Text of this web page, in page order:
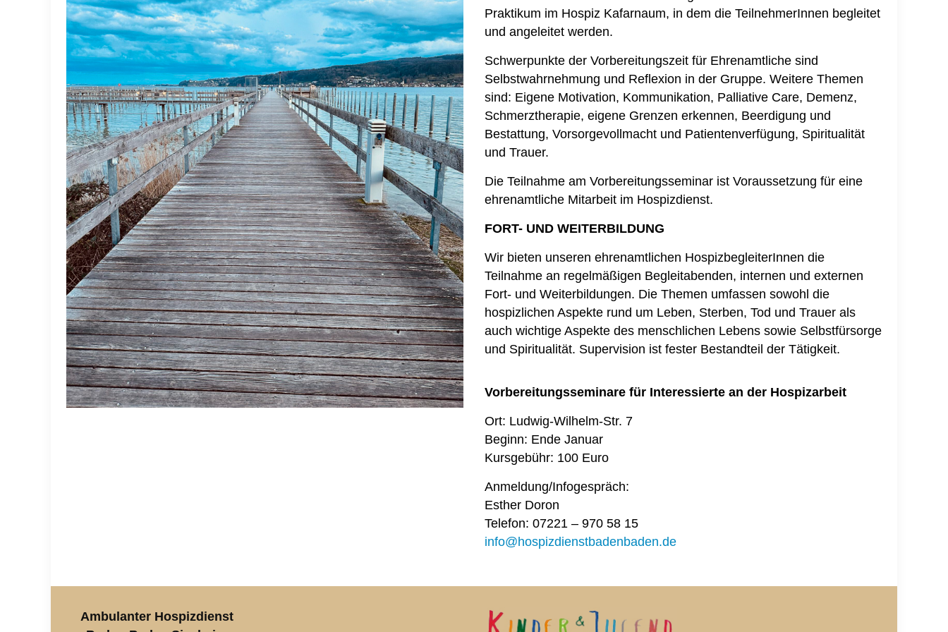
Praktikum im Hospiz Kafarnaum, in dem die TeilnehmerInnen begleitet
und angeleitet werden.
Schwerpunkte der Vorbereitungszeit für Ehrenamtliche sind
Selbstwahrnehmung und Reflexion in der Gruppe. Weitere Themen
sind: Eigene Motivation, Kommunikation, Palliative Care, Demenz,
Schmerztherapie, eigene Grenzen erkennen, Beerdigung und
Bestattung, Vorsorgevollmacht und Patientenverfügung, Spiritualität
und Trauer.
Die Teilnahme am Vorbereitungsseminar ist Voraussetzung für eine
ehrenamtliche Mitarbeit im Hospizdienst.
FORT- UND WEITERBILDUNG
Wir bieten unseren ehrenamtlichen HospizbegleiterInnen die
Teilnahme an regelmäßigen Begleitabenden, internen und externen
Fort- und Weiterbildungen. Die Themen umfassen sowohl die
hospizlichen Aspekte rund um Leben, Sterben, Tod und Trauer als
auch wichtige Aspekte des menschlichen Lebens sowie Selbstfürsorge
und Spiritualität. Supervision ist fester Bestandteil der Tätigkeit.
Vorbereitungsseminare für Interessierte an der Hospizarbeit
Ort: Ludwig-Wilhelm-Str. 7
Beginn: Ende Januar
Kursgebühr: 100 Euro
Anmeldung/Infogespräch:
Esther Doron
Telefon: 07221 – 970 58 15
info@hospizdienstbadenbaden.de
Ambulanter Hospizdienst